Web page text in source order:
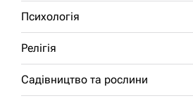
Психологія
Релігія
Садівництво та рослини